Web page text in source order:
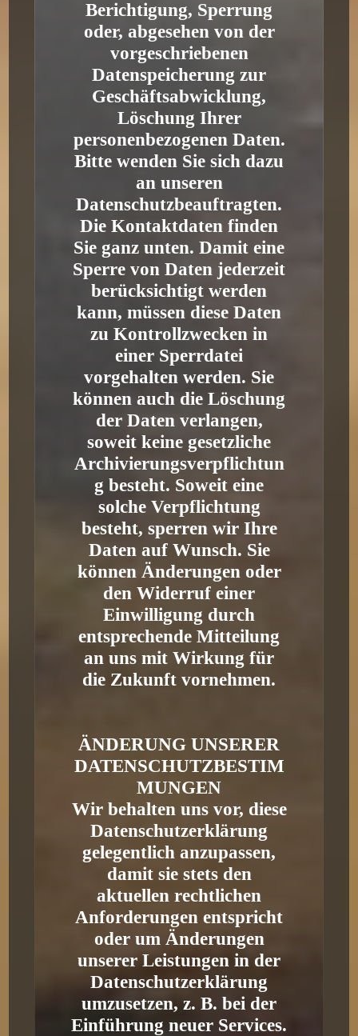
Berichtigung, Sperrung
oder, abgesehen von der
vorgeschriebenen
Datenspeicherung zur
Geschäftsabwicklung,
Löschung Ihrer
personenbezogenen Daten.
Bitte wenden Sie sich dazu
an unseren
Datenschutzbeauftragten.
Die Kontaktdaten finden
Sie ganz unten. Damit eine
Sperre von Daten jederzeit
berücksichtigt werden
kann, müssen diese Daten
zu Kontrollzwecken in
einer Sperrdatei
vorgehalten werden. Sie
können auch die Löschung
der Daten verlangen,
soweit keine gesetzliche
Archivierungsverpflichtun
g besteht. Soweit eine
solche Verpflichtung
besteht, sperren wir Ihre
Daten auf Wunsch. Sie
können Änderungen oder
den Widerruf einer
Einwilligung durch
entsprechende Mitteilung
an uns mit Wirkung für
die Zukunft vornehmen.
ÄNDERUNG UNSERER
DATENSCHUTZBESTIM
MUNGEN
Wir behalten uns vor, diese
Datenschutzerklärung
gelegentlich anzupassen,
damit sie stets den
aktuellen rechtlichen
Anforderungen entspricht
oder um Änderungen
unserer Leistungen in der
Datenschutzerklärung
umzusetzen, z. B. bei der
Einführung neuer Services.